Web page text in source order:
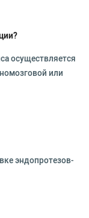
осуществляется
или
эндопротезов-